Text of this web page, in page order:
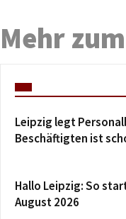
Mehr
Leipzig legt
Beschäftigten ist
Hallo Leipzig: So
August 2026